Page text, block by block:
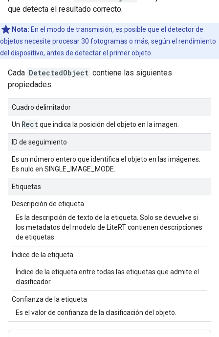
que detecta el resultado correcto.
Nota: En el modo de transmisión, es posible que el detector de
objetos necesite procesar 30 fotogramas o más, según el rendimiento
del dispositivo, antes de detectar el primer objeto.
Cada DetectedObject contiene las siguientes
propiedades:
Cuadro delimitador
Un Rectque indica la posición del objeto en la imagen.
ID de seguimiento
Es un número entero que identifica el objeto en las imágenes.
Es nulo en SINGLE_IMAGE_MODE.
Etiquetas
Descripción de etiqueta
Es la descripción de texto de la etiqueta. Solo se devuelve si
los metadatos del modelo de LiteRT contienen descripciones
de etiquetas.
Índice de la etiqueta
Índice de la etiqueta entre todas las etiquetas que admite el
clasificador.
Confianza de la etiqueta
Es el valor de confianza de la clasificación del objeto.